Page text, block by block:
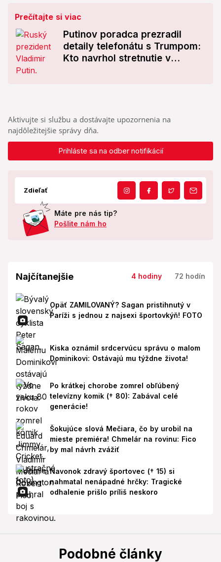
Prečítajte si viac
Putinov poradca prezradil
detaily telefonátu s Trumpom:
Kto navrhol stretnutie v
Aktivujte si službu a dostávajte upozornenia na
najdôležitejšie správy dňa.
Prihláste sa na odber notifikácií
Zdieľať
Máte pre nás tip?
Pošlite nám ho
Najčítanejšie 4 hodiny 72 hodín
Opäť ZAMILOVANÝ? Sagan pristihnutý v
Paríži s jednou z najsexi športovkýň! FOTO
Kiska oznámil srdcervúcu správu o malom
Dominikovi: Ostávajú mu týždne života!
Po krátkej chorobe zomrel obľúbený
televízny komik († 80): Zabával celé
generácie!
Šokujúce slová Mečiara, čo by urobil na
mieste premiéra! Chmelár na rovinu: Fico
by mal návrh zvážiť
Navonok zdravý športovec († 15) si
nahmatal nenápadné hrčky: Tragické
odhalenie prišlo príliš neskoro
Podobné články